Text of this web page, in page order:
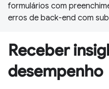
formulários com
erros de back-end com
Receber
desempenho